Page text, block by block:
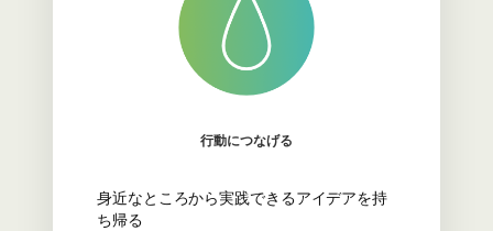
行動につなげる
身近なところから実践できるアイデアを持
ち帰る